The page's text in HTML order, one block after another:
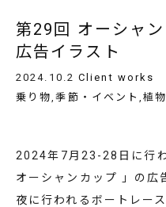
第29回 オーシャ
広告イラスト
2024.10.2 Client works
乗り物,季節・イベント,植
2024年7月23-28日に行
オーシャンカップ 」の広
夜に行われるボートレー